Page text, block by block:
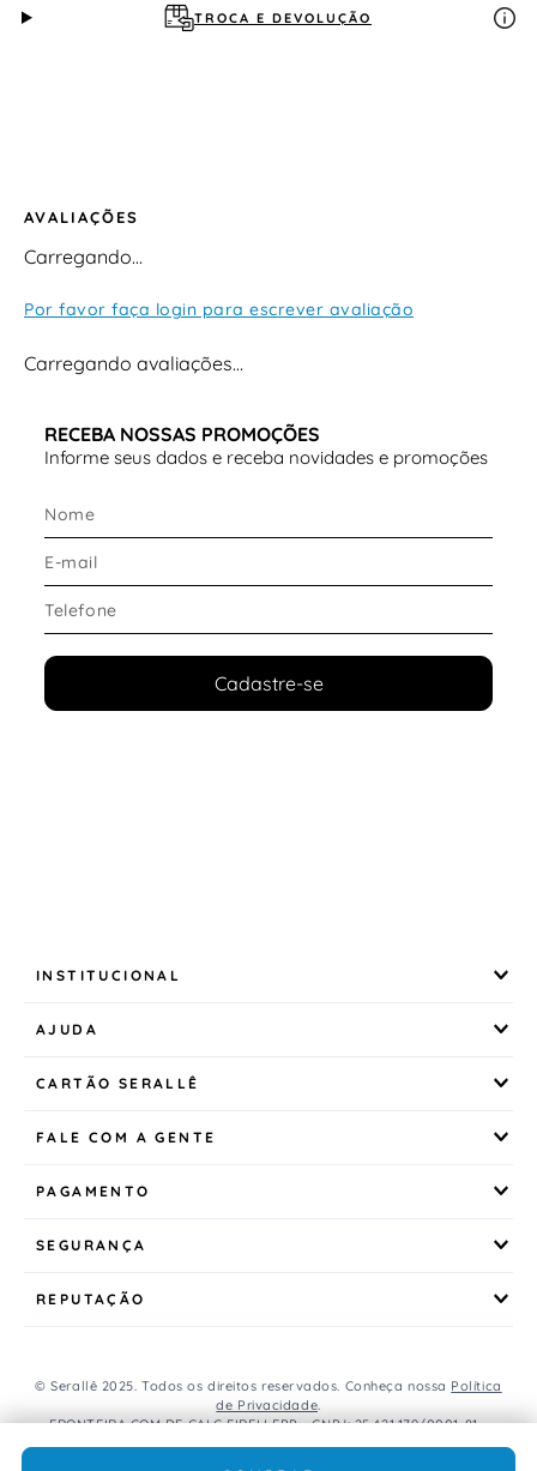
TROCA E DEVOLUÇÃO
AVALIAÇÕES
Carregando…
Por favor faça login para escrever avaliação
Carregando avaliações…
RECEBA NOSSAS PROMOÇÕES
Informe seus dados e receba novidades e promoções
Cadastre-se
INSTITUCIONAL
AJUDA
CARTÃO SERALLÊ
FALE COM A GENTE
PAGAMENTO
SEGURANÇA
REPUTAÇÃO
© Serallê 2025. Todos os direitos reservados. Conheça nossa Política
de Privacidade.
FRONTEIRA COM DE CALC EIRELI EPP - CNPJ: 25.421.179/0001-81 -
Avenida Brasil, 456, Centro, CEP: 85.851-000, Foz do Iguaçu, PR, Brasil.